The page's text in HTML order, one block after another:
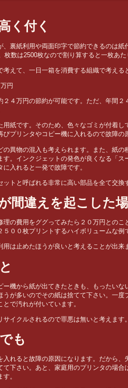
く付く
、裏紙利用や両面印字で節約できるのは紙
枚数は2500枚なので割り算すると一枚あた
えて、一日一箱を消費する組織で考える
円
２４万円の節約が可能です。ただ、年間２
用紙です。そのため、色々なゴミが付着し
プリンタやコピー機に入れるので故障の
の異物の混入も考えられます。また、紙の
す。インクジェットの発色が良くなる「ス
入れると一発で故障です。
ットと呼ばれる非常に高い部品を全て交換
間違えを起こした
理の費用をググってみたら２０万円とのこ
００枚プリントするハイボリュームな例
は止めたほうが良いと考えることが出来
ー機から紙が出てきたときも、もったいな
うが多いのでその紙は捨てて下さい。一度
で汚れが付いています。
イクルされるので罪悪は無いと考えます。
も
入れると故障の原因になります。だから、
て下さい。あと、家庭用のプリンタの場合
。